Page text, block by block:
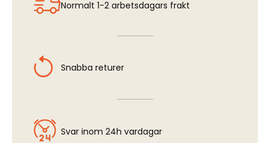
Normalt 1-2 arbetsdagars frakt
Snabba returer
Svar inom 24h vardagar